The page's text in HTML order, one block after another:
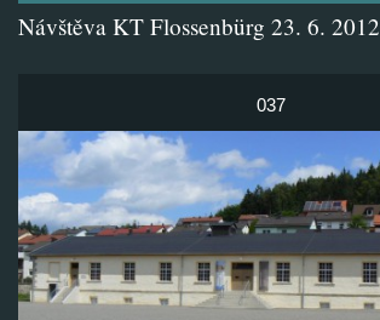
Návštěva KT Flossenbürg 23. 6. 2012
037